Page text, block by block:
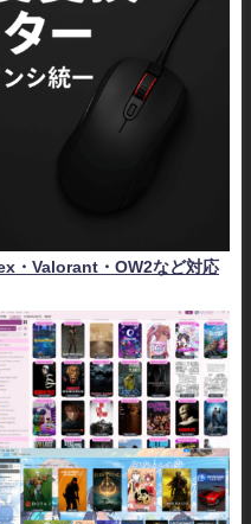
・Valorant・OW2など対応